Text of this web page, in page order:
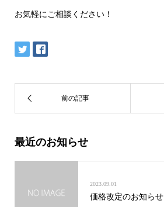
お気軽にご相談ください！
最近のお知らせ
2023.09.01
価格改定のお知らせ